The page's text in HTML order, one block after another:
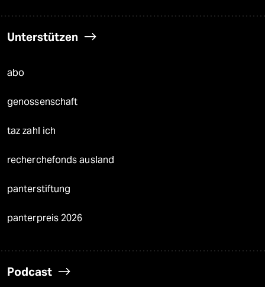
Unterstützen
abo
genossenschaft
taz zahl ich
recherchefonds ausland
panterstiftung
panterpreis 2026
Podcast